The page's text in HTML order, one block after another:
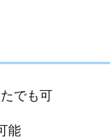
でも可
能